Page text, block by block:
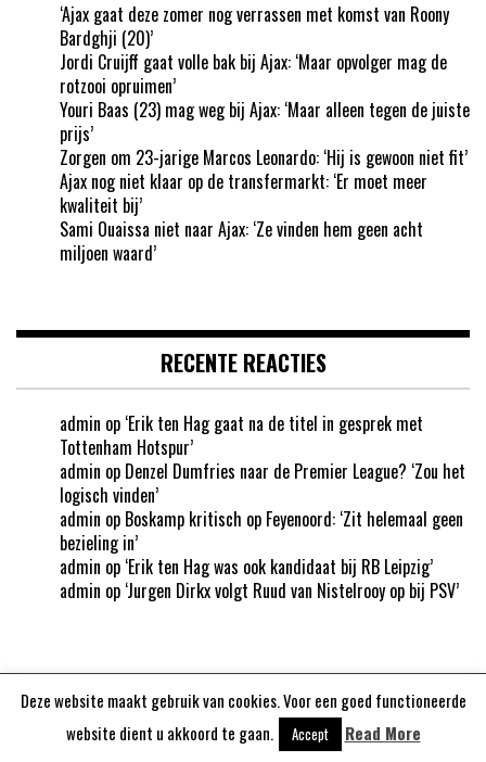
‘Ajax gaat deze zomer nog verrassen met komst van Roony
Bardghji (20)’
Jordi Cruijff gaat volle bak bij Ajax: ‘Maar opvolger mag de
rotzooi opruimen’
Youri Baas (23) mag weg bij Ajax: ‘Maar alleen tegen de juiste
prijs’
Zorgen om 23-jarige Marcos Leonardo: ‘Hij is gewoon niet fit’
Ajax nog niet klaar op de transfermarkt: ‘Er moet meer
kwaliteit bij’
Sami Ouaissa niet naar Ajax: ‘Ze vinden hem geen acht
miljoen waard’
RECENTE REACTIES
admin op ‘Erik ten Hag gaat na de titel in gesprek met
Tottenham Hotspur’
admin op Denzel Dumfries naar de Premier League? ‘Zou het
logisch vinden’
admin op Boskamp kritisch op Feyenoord: ‘Zit helemaal geen
bezieling in’
admin op ‘Erik ten Hag was ook kandidaat bij RB Leipzig’
admin op ‘Jurgen Dirkx volgt Ruud van Nistelrooy op bij PSV’
Aangedreven doorWordPress
Deze website maakt gebruik van cookies. Voor een goed functioneerde
website dient u akkoord te gaan.
Accept Read More